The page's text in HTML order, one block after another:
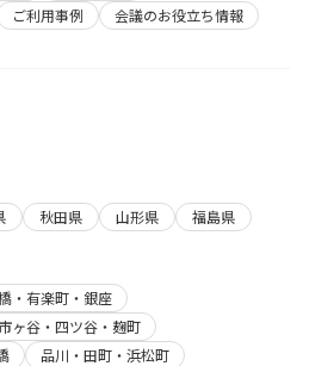
ご利用事例 会議のお役立ち情報
秋田県 山形県
福島県
・有楽町・銀座
市ヶ谷・四ツ谷・麹町
品川・田町・浜松町